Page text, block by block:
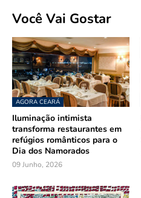
Você Vai Gostar
AGORA CEARÁ
Iluminação intimista
transforma restaurantes em
refúgios românticos para o
Dia dos Namorados
09 Junho, 2026